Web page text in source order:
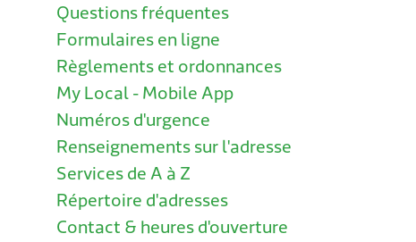
Questions fréquentes
Formulaires en ligne
Règlements et ordonnances
My Local - Mobile App
Numéros d'urgence
Renseignements sur l'adresse
Services de A à Z
Répertoire d'adresses
Contact & heures d'ouverture